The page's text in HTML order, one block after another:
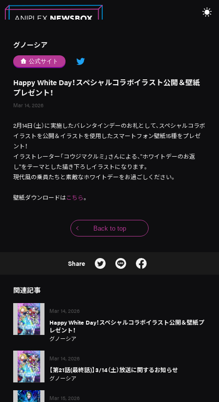
グノーシア
公式サイト
Happy White Day！スペシャルコラボイラスト公開＆壁紙
プレゼント！
Mar 14, 2026
2月14日（土）に実施したバレンタインデーのお礼として、スペシャルコラボ
イラストを公開＆イラストを使用したスマートフォン壁紙15種をプレゼ
ント！
イラストレーター「コウジマクルミ」さんによる、"ホワイトデーのお返
し"をテーマとした描き下ろしイラストになります。
現代風の乗員たちと素敵なホワイトデーをお過ごしください。
壁紙ダウンロードはこちら。
Back to top
Share
関連記事
Mar 14, 2026
Happy White Day！スペシャルコラボイラスト公開＆壁紙プ
レゼント！
グノーシア
Mar 14, 2026
【第21話(最終話)】3/14（土）放送に関するお知らせ
グノーシア
Mar 15, 2026